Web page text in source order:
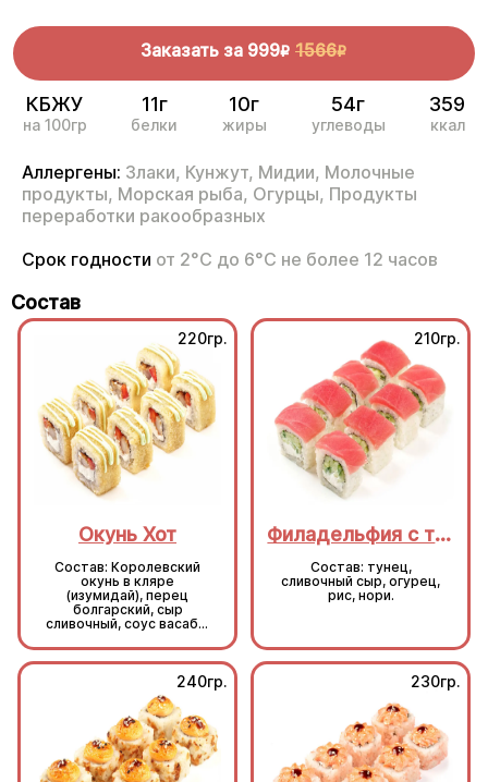
Заказать за 999R 1566R
КБЖУ
на 100гр
11г
белки
10г
жиры
54г
углеводы
359
ккал
Аллергены: Злаки, Кунжут, Мидии, Молочные
продукты, Морская рыба, Огурцы, Продукты
переработки ракообразных
Срок годности от 2°С до 6°С не более 12 часов
Состав
220гр.
Окунь Хот
Состав: Королевский
окунь в кляре
(изумидай), перец
болгарский, сыр
сливочный, соус васаби,
210гр.
Филадельфия с тунцом
Состав: тунец,
сливочный сыр, огурец,
рис, нори.
240гр. 230гр.